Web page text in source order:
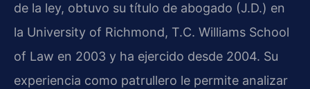
de la ley, obtuvo su título de abogado (J.D.) en
la University of Richmond, T.C. Williams School
of Law en 2003 y ha ejercido desde 2004. Su
experiencia como patrullero le permite analizar